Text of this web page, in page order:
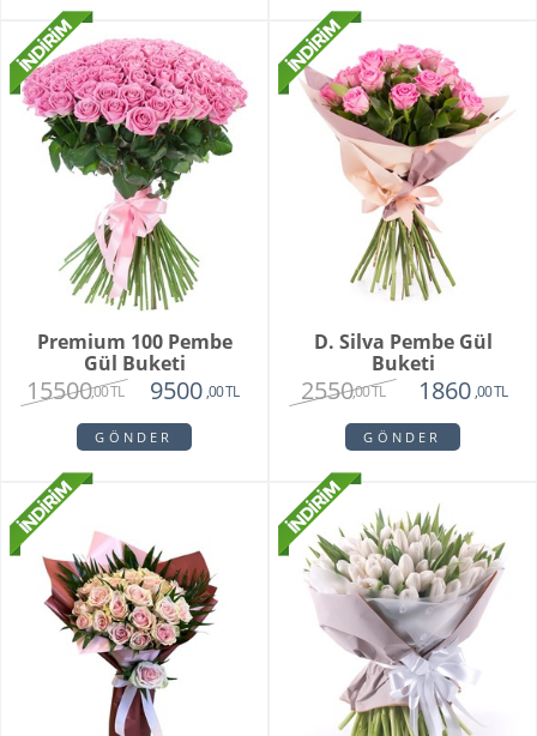
Premium 100 Pembe
Gül Buketi
15500,00 TL 9500 ,00 TL
GÖNDER
D. Silva Pembe Gül
Buketi
2550,00 TL 1860 ,00 TL
GÖNDER